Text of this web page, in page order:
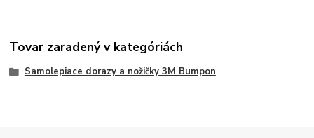
Tovar zaradený v kategóriách
Samolepiace dorazy a nožičky 3M Bumpon